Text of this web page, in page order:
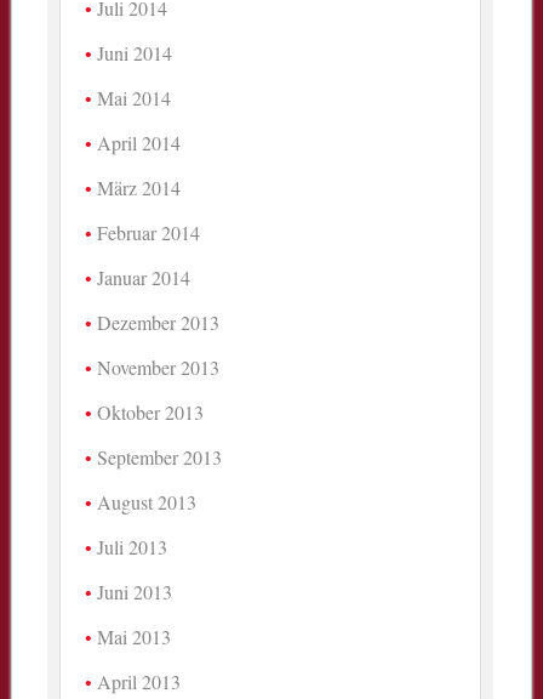
Juli 2014
Juni 2014
Mai 2014
April 2014
März 2014
Februar 2014
Januar 2014
Dezember 2013
November 2013
Oktober 2013
September 2013
August 2013
Juli 2013
Juni 2013
Mai 2013
April 2013